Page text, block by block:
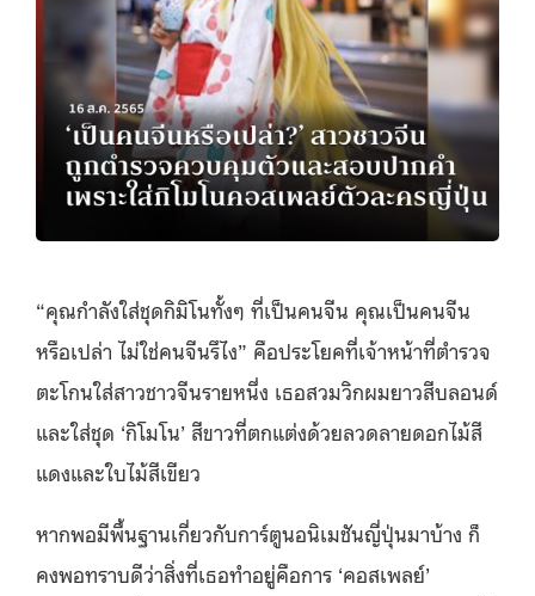
“คุณกำลังใส่ชุดกิมิโนทั้งๆ ที่เป็นคนจีน คุณเป็นคนจีน
หรือเปล่า ไม่ใช่คนจีนรึไง” คือประโยคที่เจ้าหน้าที่ตำรวจ
ตะโกนใส่สาวชาวจีนรายหนึ่ง เธอสวมวิกผมยาวสีบลอนด์
และใส่ชุด ‘กิโมโน’ สีขาวที่ตกแต่งด้วยลวดลายดอกไม้สี
แดงและใบไม้สีเขียว
หากพอมีพื้นฐานเกี่ยวกับการ์ตูนอนิเมชันญี่ปุ่นมาบ้าง ก็
คงพอทราบดีว่าสิ่งที่เธอทำอยู่คือการ ‘คอสเพลย์’